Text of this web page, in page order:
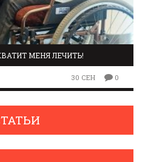
МЕНЯ ЛЕЧИТЬ!
30 СЕН 0